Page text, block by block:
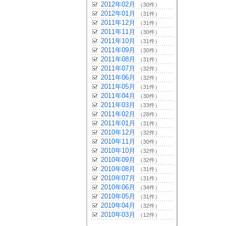
2012年02月 （30件）
2012年01月 （31件）
2011年12月 （31件）
2011年11月 （30件）
2011年10月 （31件）
2011年09月 （30件）
2011年08月 （31件）
2011年07月 （32件）
2011年06月 （32件）
2011年05月 （31件）
2011年04月 （30件）
2011年03月 （33件）
2011年02月 （28件）
2011年01月 （31件）
2010年12月 （32件）
2010年11月 （30件）
2010年10月 （32件）
2010年09月 （32件）
2010年08月 （31件）
2010年07月 （31件）
2010年06月 （34件）
2010年05月 （31件）
2010年04月 （32件）
2010年03月 （12件）